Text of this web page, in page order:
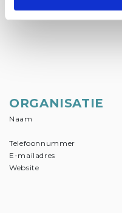
ORGANISATIE
Naam
Telefoonnummer
E-mailadres
Website